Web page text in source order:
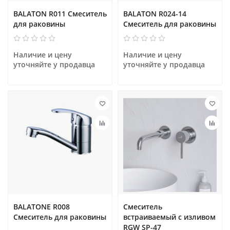
BALATON R011 Смеситель
для раковины
Наличие и цену
уточняйте у продавца
BALATON R024-14
Смеситель для раковины
Наличие и цену
уточняйте у продавца
BALATONE R008
Смеситель для раковины
Смеситель
встраиваемый с изливом
RGW SP-47